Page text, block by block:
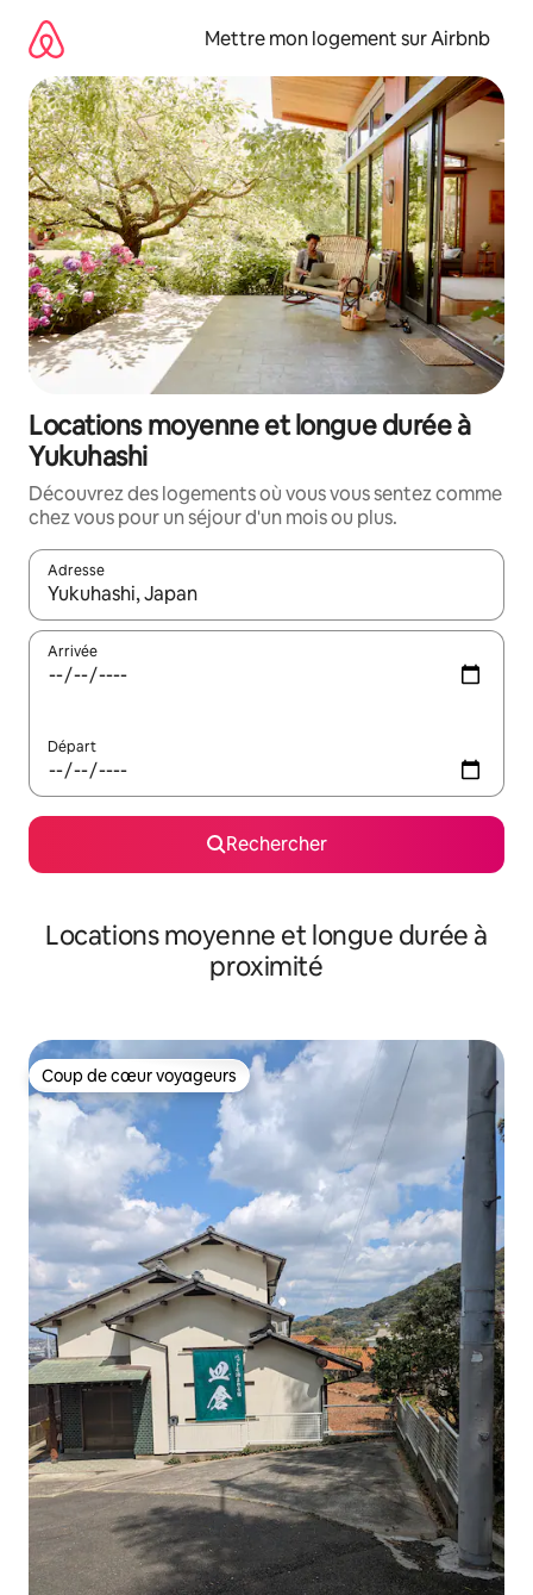
directement
contenu
Mettre mon logement sur Airbnb
Locations moyenne et longue durée à
Yukuhashi
Découvrez des logements où vous vous sentez comme
chez vous pour un séjour d'un mois ou plus.
Adresse
Lorsque les résultats s'affichent, utilisez les flèches vers le
Arrivée
Départ
Rechercher
Locations moyenne et longue durée à
proximité
Coup de cœur voyageurs
Coup de cœur voyageurs